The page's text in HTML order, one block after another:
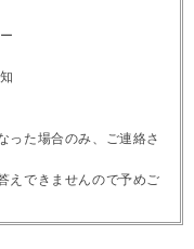
った場合のみ、ご連絡さ
えできませんので予めご